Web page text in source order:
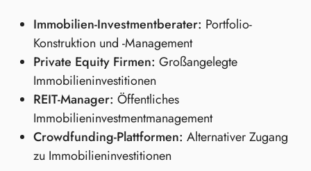
Immobilien-Investmentberater: Portfolio-
Konstruktion und -Management
Private Equity Firmen: Großangelegte
Immobilieninvestitionen
REIT-Manager: Öffentliches
Immobilieninvestmentmanagement
Crowdfunding-Plattformen: Alternativer Zugang
zu Immobilieninvestitionen